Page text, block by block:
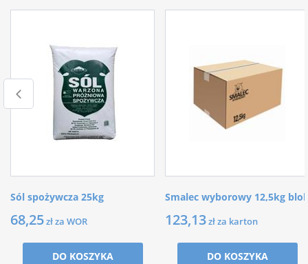
Sól spożywcza 25kg
68,25zł za WOR
DO KOSZYKA
Smalec wyborowy 12,5kg
123,13zł za karton
DO KOSZYKA